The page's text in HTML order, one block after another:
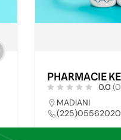
PHARMACIE
0.0
MADIANI